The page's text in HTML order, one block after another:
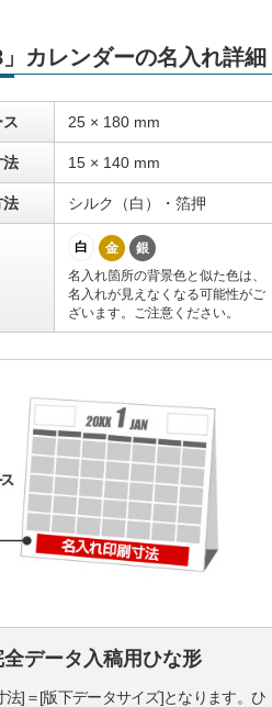
」カレンダーの名入れ詳細
25 × 180 mm
法 15 × 140 mm
法 シルク（白）・箔押
白 金
銀
名入れ箇所の背景色と似た色は、
名入れが見えなくなる可能性がご
ざいます。ご注意ください。
全データ入稿用ひな形
法]＝[版下データサイズ]となります。ひ